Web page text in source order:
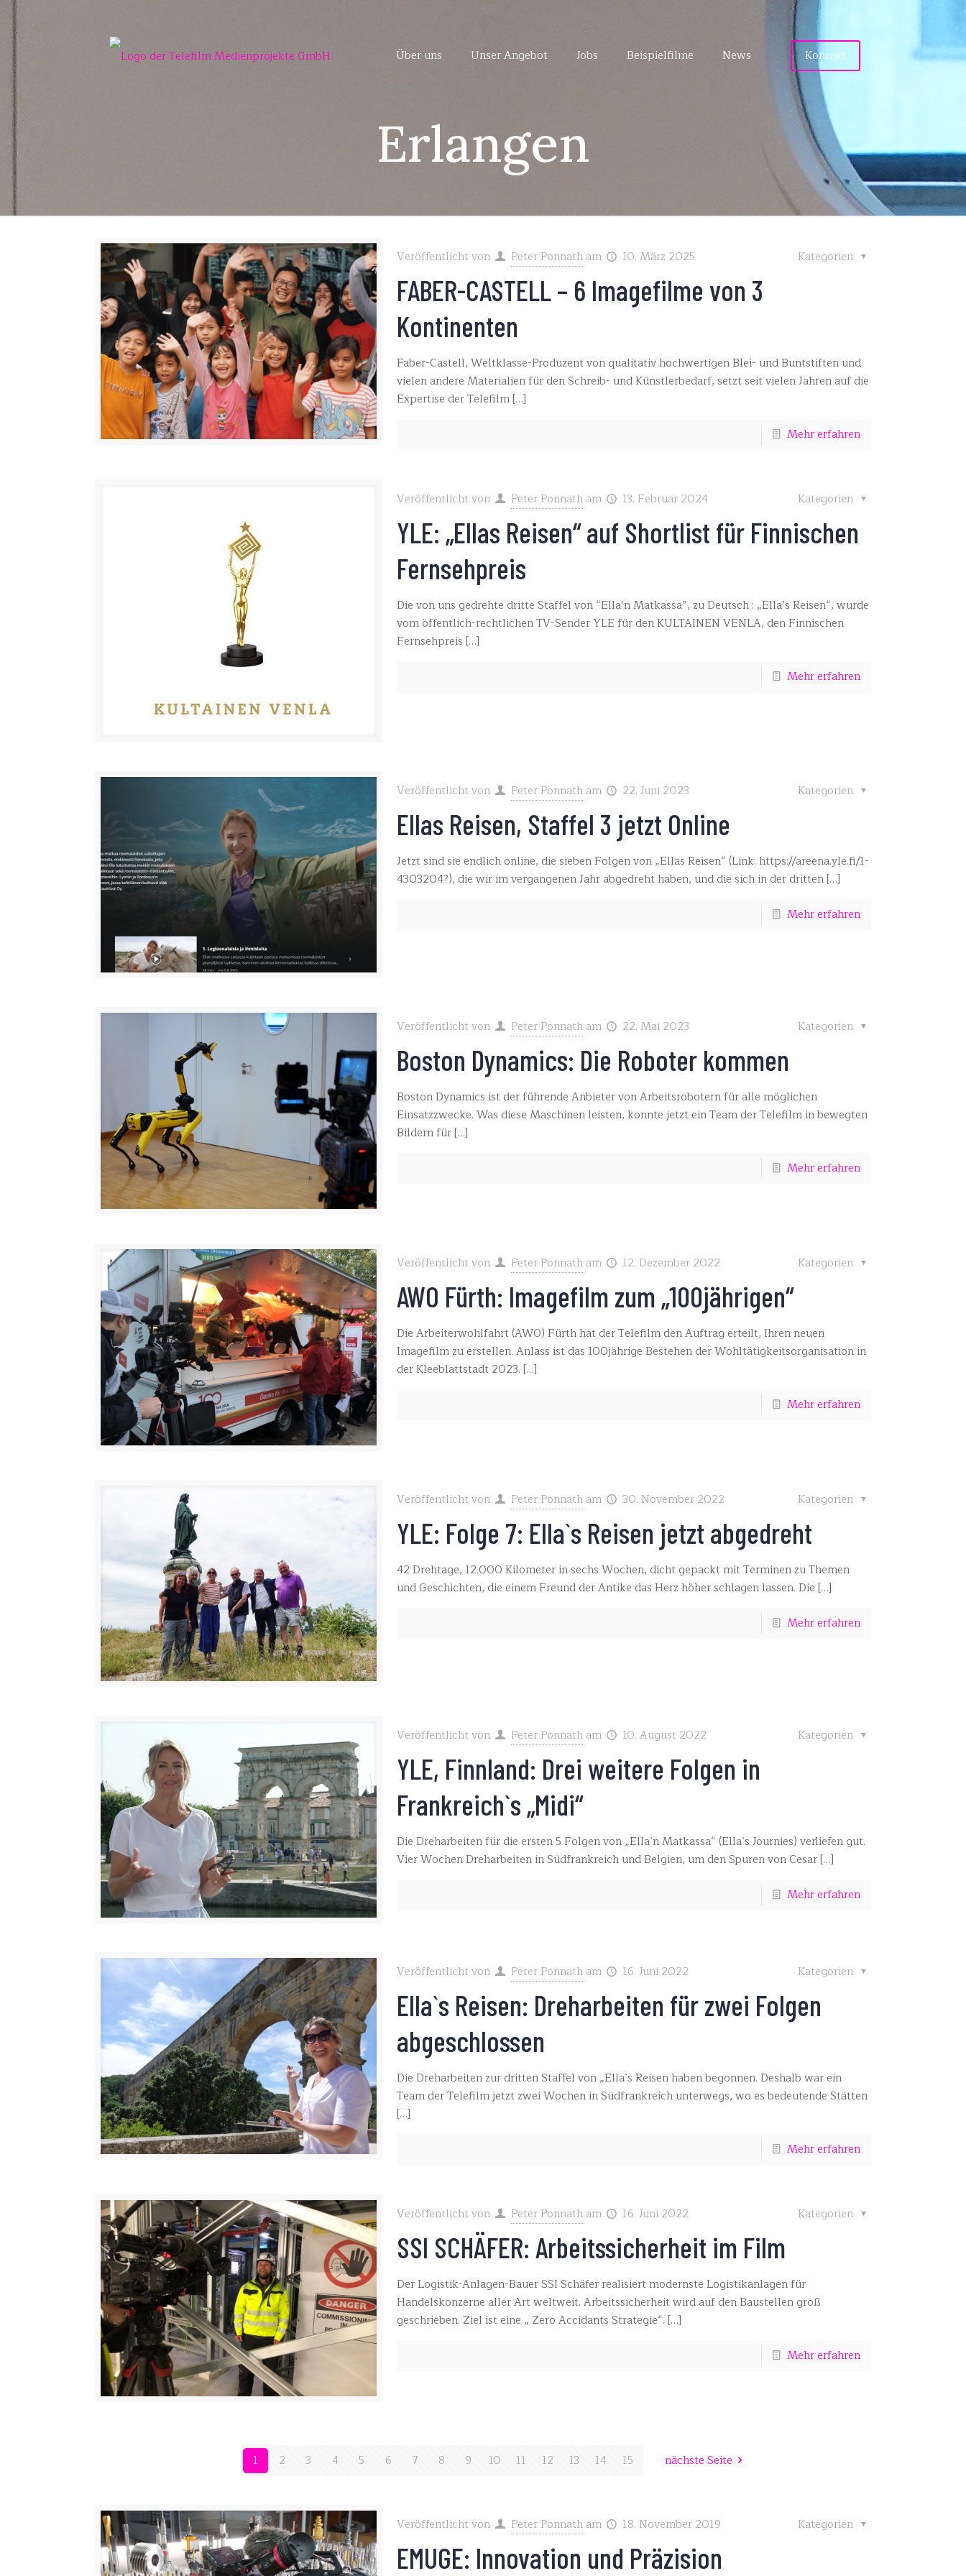
Über uns Unser Angebot Jobs Beispielfilme News Kontakt
Erlangen
Veröffentlicht von Peter Ponnath am 10. März 2025 Kategorien
FABER-CASTELL – 6 Imagefilme von 3
Kontinenten
Faber-Castell, Weltklasse-Produzent von qualitativ hochwertigen Blei- und Buntstiften und
vielen andere Materialien für den Schreib- und Künstlerbedarf, setzt seit vielen Jahren auf die
Expertise der Telefilm[…]
Mehr erfahren
Veröffentlicht von Peter Ponnath am 13. Februar 2024 Kategorien
YLE: „Ellas Reisen“ auf Shortlist für Finnischen
Fernsehpreis
Die von uns gedrehte dritte Staffel von “Ella’n Matkassa”, zu Deutsch : „Ella’s Reisen“, wurde
vom öffentlich-rechtlichen TV-Sender YLE für den KULTAINEN VENLA, den Finnischen
Fernsehpreis […]
Mehr erfahren
Veröffentlicht von Peter Ponnath am 22. Juni 2023 Kategorien
Ellas Reisen, Staffel 3 jetzt Online
Jetzt sind sie endlich online, die sieben Folgen von „Ellas Reisen“ (Link: https://areena.yle.fi/1-
4303204?), die wir im vergangenen Jahr abgedreht haben, und die sich in der dritten[…]
Mehr erfahren
Veröffentlicht von Peter Ponnath am 22. Mai 2023 Kategorien
Boston Dynamics: Die Roboter kommen
Boston Dynamics ist der führende Anbieter von Arbeitsrobotern für alle möglichen
Einsatzzwecke. Was diese Maschinen leisten, konnte jetzt ein Team der Telefilm in bewegten
Bildern für[…]
Mehr erfahren
Veröffentlicht von Peter Ponnath am 12. Dezember 2022 Kategorien
AWO Fürth: Imagefilm zum „100jährigen“
Die Arbeiterwohlfahrt (AWO) Fürth hat der Telefilm den Auftrag erteilt, Ihren neuen
Imagefilm zu erstellen. Anlass ist das 100jährige Bestehen der Wohltätigkeitsorganisation in
der Kleeblattstadt 2023. […]
Mehr erfahren
Veröffentlicht von Peter Ponnath am 30. November 2022 Kategorien
YLE: Folge 7: Ella`s Reisen jetzt abgedreht
42 Drehtage, 12.000 Kilometer in sechs Wochen, dicht gepackt mit Terminen zu Themen
und Geschichten, die einem Freund der Antike das Herz höher schlagen lassen. Die […]
Mehr erfahren
Veröffentlicht von Peter Ponnath am 10. August 2022 Kategorien
YLE, Finnland: Drei weitere Folgen in
Frankreich`s „Midi“
Die Dreharbeiten für die ersten 5 Folgen von „Ella`n Matkassa“ (Ella`s Journies) verliefen gut.
Vier Wochen Dreharbeiten in Südfrankreich und Belgien, um den Spuren von Cesar[…]
Mehr erfahren
Veröffentlicht von Peter Ponnath am 16. Juni 2022 Kategorien
Ella`s Reisen: Dreharbeiten für zwei Folgen
abgeschlossen
Die Dreharbeiten zur dritten Staffel von „Ella`s Reisen haben begonnen. Deshalb war ein
Team der Telefilm jetzt zwei Wochen in Südfrankreich unterwegs, wo es bedeutende Stätten
[…]
Mehr erfahren
Veröffentlicht von Peter Ponnath am 16. Juni 2022 Kategorien
SSI SCHÄFER: Arbeitssicherheit im Film
Der Logistik-Anlagen-Bauer SSI Schäfer realisiert modernste Logistikanlagen für
Handelskonzerne aller Art weltweit. Arbeitssicherheit wird auf den Baustellen groß
geschrieben. Ziel ist eine „ Zero Accidants Strategie“. […]
Mehr erfahren
1 2 3 4 5 6 7 8 9 10 11 12 13 14 15 nächste Seite
Veröffentlicht von Peter Ponnath am 18. November 2019 Kategorien
EMUGE: Innovation und Präzision